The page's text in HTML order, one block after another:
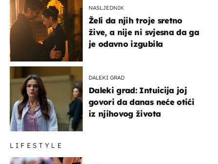
NASLJEDNIK
Želi da njih troje sretno
žive, a nije ni svjesna da ga
je odavno izgubila
DALEKI GRAD
Daleki grad: Intuicija joj
govori da danas neće otići
iz njihovog života
LIFESTYLE